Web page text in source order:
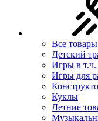
Все товары
Детский
Игры в т.ч.
Игры для
Куклы
Летние